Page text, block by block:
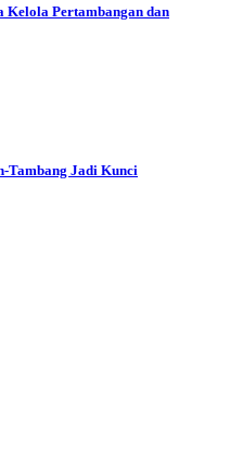
Kelola Pertambangan dan
Tambang Jadi Kunci